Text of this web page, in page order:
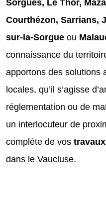
Sorgues, Le Thor,
Courthézon, Sarrians,
sur-la-Sorgue ou
connaissance du
apportons des solutions
locales, qu’il s’agisse
réglementation ou de
un interlocuteur de
complète de vos
dans le Vaucluse.